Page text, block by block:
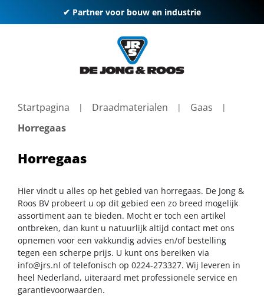
✔ Partner voor bouw en industrie
Startpagina Draadmaterialen
Gaas
Horregaas
Horregaas
Hier vindt u alles op het gebied van horregaas. De Jong &
Roos BV probeert u op dit gebied een zo breed mogelijk
assortiment aan te bieden. Mocht er toch een artikel
ontbreken, dan kunt u natuurlijk altijd contact met ons
opnemen voor een vakkundig advies en/of bestelling
tegen een scherpe prijs. U kunt ons bereiken via
info@jrs.nl of telefonisch op 0224-273327. Wij leveren in
heel Nederland, uiteraard met professionele service en
garantievoorwaarden.